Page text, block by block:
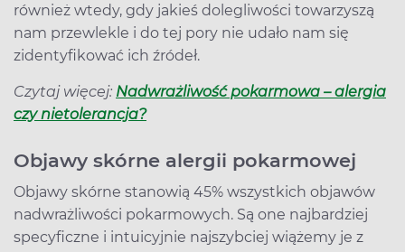
również wtedy, gdy jakieś dolegliwości towarzyszą
nam przewlekle i do tej pory nie udało nam się
zidentyfikować ich źródeł.
Czytaj więcej: Nadwrażliwość pokarmowa – alergia
czy nietolerancja?
Objawy skórne alergii pokarmowej
Objawy skórne stanowią 45% wszystkich objawów
nadwrażliwości pokarmowych. Są one najbardziej
specyficzne i intuicyjnie najszybciej wiążemy je z